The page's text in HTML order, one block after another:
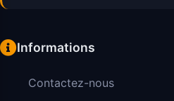
Informations
Contactez-nous